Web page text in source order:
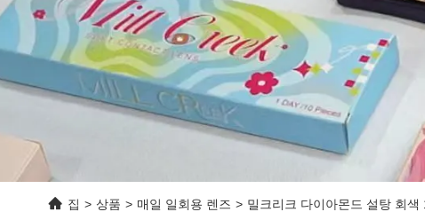
집 > 상품 > 매일 일회용 렌즈 > 밀크리크 다이아몬드 설탕 회